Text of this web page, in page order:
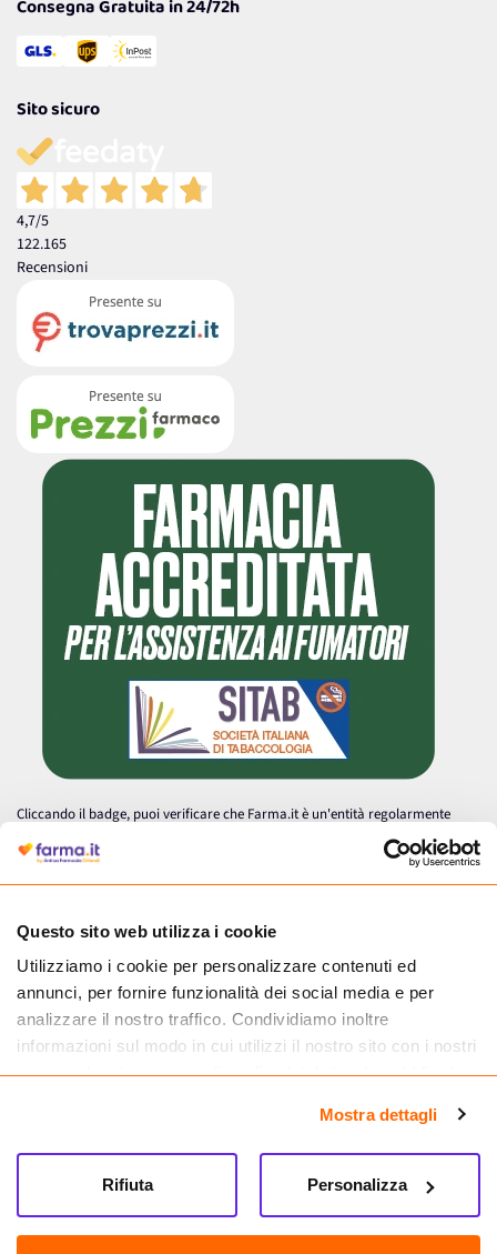
Questo sito web utilizza i cookie
Utilizziamo i cookie per personalizzare contenuti ed
annunci, per fornire funzionalità dei social media e per
analizzare il nostro traffico. Condividiamo inoltre
informazioni sul modo in cui utilizzi il nostro sito con i nostri
partner che si occupano di analisi dei dati web, pubblicità e
informazioni che hai fornito loro o che hanno raccolto dal
tuo utilizzo dei loro servizi.
Mostra dettagli
Personalizza
Rifiuta
Consegna Gratuita in 24/72h
Sito sicuro
4,7/5
122.165
Recensioni
Cliccando il badge, puoi verificare che Farma.it è un'entità regolarmente
autorizzata dal Ministero della Salute a effettuare la vendita online di
medicinali.
Farma.it S.a.s. P. IVA 07417261216 REA: NA-884088
CREDITS